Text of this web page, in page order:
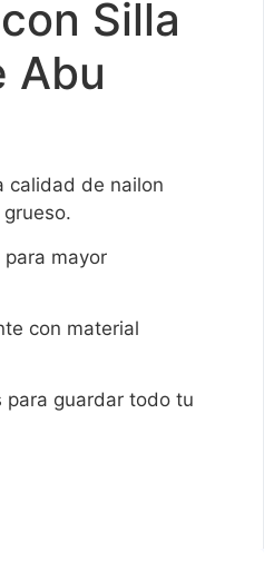
Silla
Abu
calidad de nailon
para mayor
con material
para guardar todo tu